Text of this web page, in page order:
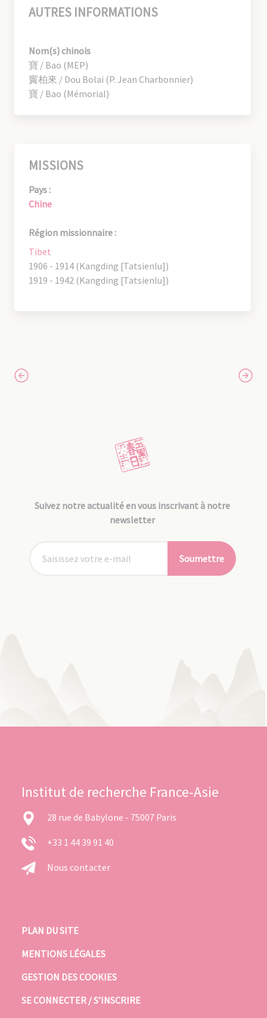
AUTRES INFORMATIONS
Nom(s) chinois
寶 / Bao (MEP)
竇柏來 / Dou Bolai (P. Jean Charbonnier)
寶 / Bao (Mémorial)
MISSIONS
Pays :
Chine
Région missionnaire :
Tibet
1906 - 1914 (Kangding [Tatsienlu])
1919 - 1942 (Kangding [Tatsienlu])
Suivez notre actualité en vous inscrivant à notre
newsletter
Soumettre
Institut de recherche France-Asie
28 rue de Babylone - 75007 Paris
+33 1 44 39 91 40
Nous contacter
PLAN DU SITE
MENTIONS LÉGALES
GESTION DES COOKIES
SE CONNECTER / S’INSCRIRE